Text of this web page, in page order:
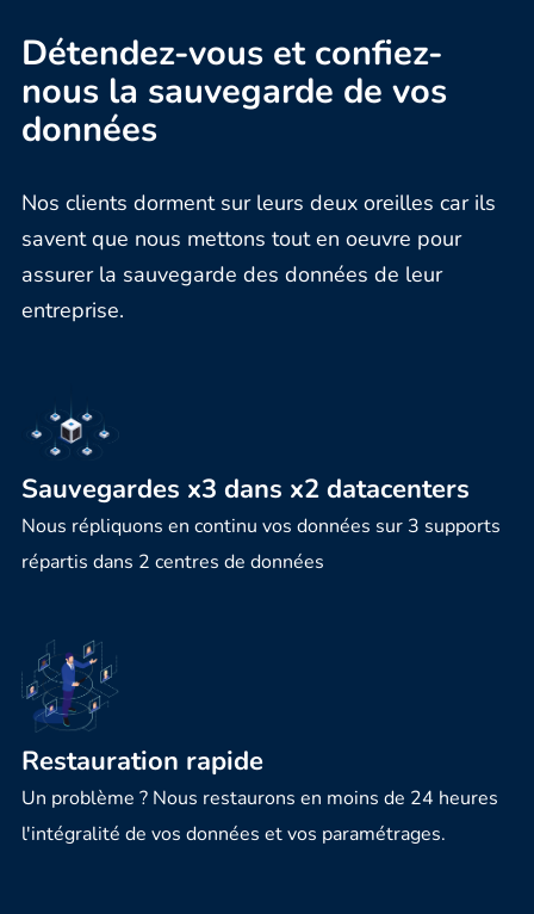
Détendez-vous et confiez-
nous la sauvegarde de vos
données
Nos clients dorment sur leurs deux oreilles car ils
savent que nous mettons tout en oeuvre pour
assurer la sauvegarde des données de leur
entreprise.
Sauvegardes x3 dans x2 datacenters
Nous répliquons en continu vos données sur 3 supports
répartis dans 2 centres de données
Restauration rapide
Un problème ? Nous restaurons en moins de 24 heures
l'intégralité de vos données et vos paramétrages.